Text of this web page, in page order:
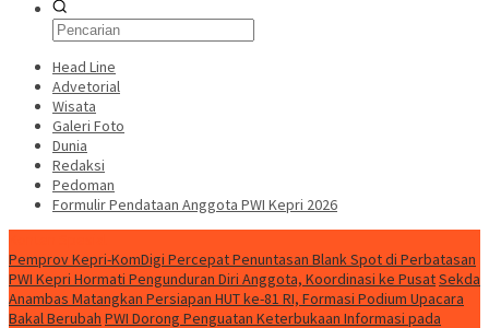
Head Line
Advetorial
Wisata
Galeri Foto
Dunia
Redaksi
Pedoman
Formulir Pendataan Anggota PWI Kepri 2026
Pemprov Kepri-KomDigi Percepat Penuntasan Blank Spot di Perbatasan
PWI Kepri Hormati Pengunduran Diri Anggota, Koordinasi ke PusatSekda
Anambas Matangkan Persiapan HUT ke-81 RI, Formasi Podium Upacara
Bakal Berubah PWI Dorong Penguatan Keterbukaan Informasi pada